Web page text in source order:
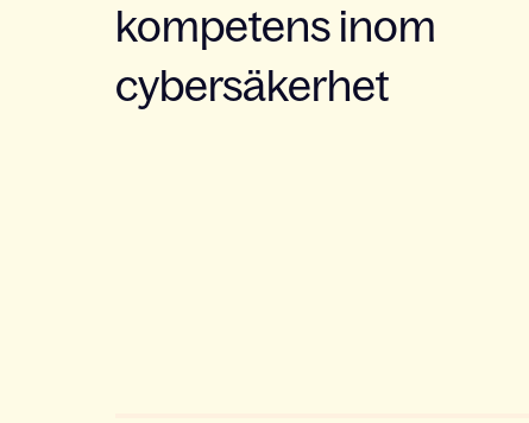
kompetens inom
cybersäkerhet